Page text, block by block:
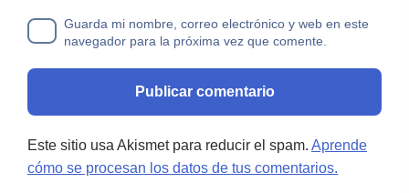
Guarda mi nombre, correo electrónico y web en este
navegador para la próxima vez que comente.
Este sitio usa Akismet para reducir el spam. Aprende
cómo se procesan los datos de tus comentarios.